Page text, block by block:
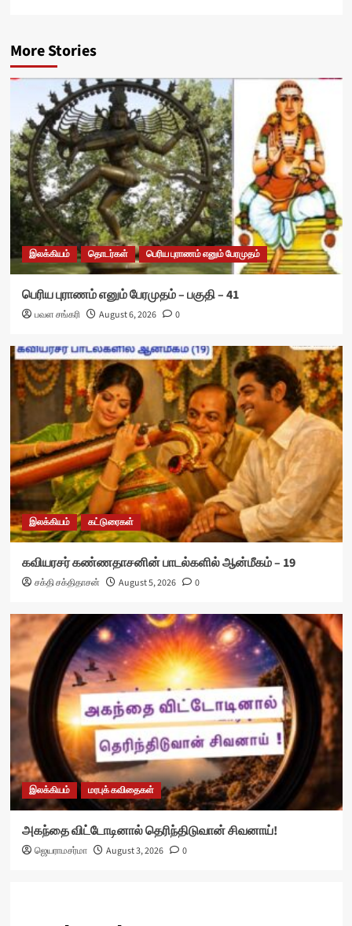
More Stories
இலக்கியம் தொடர்கள் பெரிய புராணம் எனும் பேரமுதம்
பெரிய புராணம் எனும் பேரமுதம் – பகுதி – 41
பவள சங்கரி August 6, 2026 0
இலக்கியம் கட்டுரைகள்
கவியரசர் கண்ணதாசனின் பாடல்களில் ஆன்மீகம் – 19
சக்தி சக்திதாசன் August 5, 2026 0
இலக்கியம் மரபுக் கவிதைகள்
அகந்தை விட்டோடினால் தெரிந்திடுவான் சிவனாய்!
ஜெயராமசர்மா August 3, 2026 0